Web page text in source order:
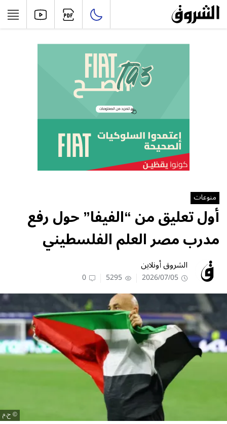
منوعات
أول تعليق من “الفيفا” حول رفع
مدرب مصر العلم الفلسطيني
الشروق أونلاين
2026/07/05
5295
0
ح.م